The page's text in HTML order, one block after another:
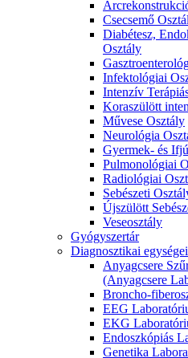
Csecsemő
Diabétesz,
Osztály
Infektológiai
Intenzív
Koraszülött
Művese Osztály
Neurológia
Gyermek- és
Pulmonológiai
Radiológiai
Sebészeti
Újszülött
Veseosztály
Gyógyszertár
Diagnosztikai
Anyagcsere
(Anyagcsere
Broncho-
EEG
EKG
Endoszkópiás
Genetika